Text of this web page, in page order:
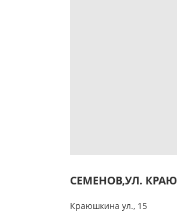
СЕМЕНОВ,УЛ.
Краюшкина ул., 15